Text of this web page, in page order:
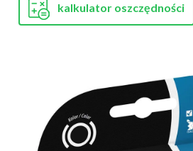
kalkulator oszczędności